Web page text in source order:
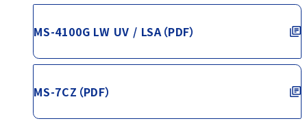
MS-4100G LW UV / LSA（PDF）
MS-7CZ（PDF）